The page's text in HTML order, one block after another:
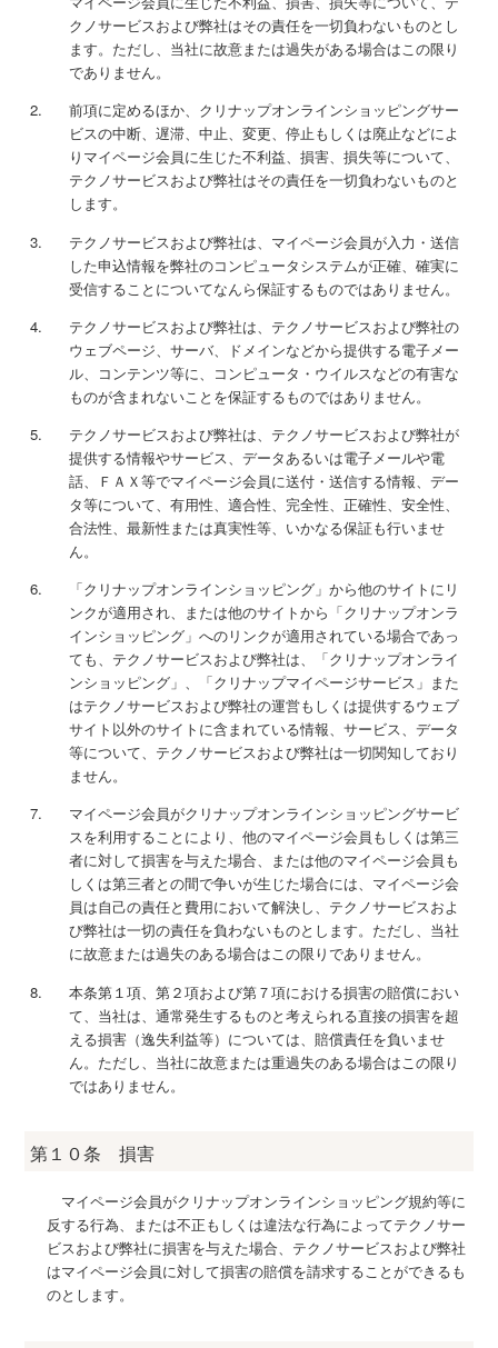
クノサービスおよび弊社はその責任を一切負わないものとし
ます。ただし、当社に故意または過失がある場合はこの限り
でありません。
前項に定めるほか、クリナップオンラインショッピングサー
ビスの中断、遅滞、中止、変更、停止もしくは廃止などによ
りマイページ会員に生じた不利益、損害、損失等について、
テクノサービスおよび弊社はその責任を一切負わないものと
します。
テクノサービスおよび弊社は、マイページ会員が入力・送信
した申込情報を弊社のコンピュータシステムが正確、確実に
受信することについてなんら保証するものではありません。
テクノサービスおよび弊社は、テクノサービスおよび弊社の
ウェブページ、サーバ、ドメインなどから提供する電子メー
ル、コンテンツ等に、コンピュータ・ウイルスなどの有害な
ものが含まれないことを保証するものではありません。
テクノサービスおよび弊社は、テクノサービスおよび弊社が
提供する情報やサービス、データあるいは電子メールや電
話、ＦＡＸ等でマイページ会員に送付・送信する情報、デー
タ等について、有用性、適合性、完全性、正確性、安全性、
合法性、最新性または真実性等、いかなる保証も行いませ
ん。
「クリナップオンラインショッピング」から他のサイトにリ
ンクが適用され、または他のサイトから「クリナップオンラ
インショッピング」へのリンクが適用されている場合であっ
ても、テクノサービスおよび弊社は、「クリナップオンライ
ンショッピング」、「クリナップマイページサービス」また
はテクノサービスおよび弊社の運営もしくは提供するウェブ
サイト以外のサイトに含まれている情報、サービス、データ
等について、テクノサービスおよび弊社は一切関知しており
ません。
マイページ会員がクリナップオンラインショッピングサービ
スを利用することにより、他のマイページ会員もしくは第三
者に対して損害を与えた場合、または他のマイページ会員も
しくは第三者との間で争いが生じた場合には、マイページ会
員は自己の責任と費用において解決し、テクノサービスおよ
び弊社は一切の責任を負わないものとします。ただし、当社
に故意または過失のある場合はこの限りでありません。
本条第１項、第２項および第７項における損害の賠償におい
て、当社は、通常発生するものと考えられる直接の損害を超
える損害（逸失利益等）については、賠償責任を負いませ
ん。ただし、当社に故意または重過失のある場合はこの限り
ではありません。
第１０条 損害
マイページ会員がクリナップオンラインショッピング規約等に
反する行為、または不正もしくは違法な行為によってテクノサー
ビスおよび弊社に損害を与えた場合、テクノサービスおよび弊社
はマイページ会員に対して損害の賠償を請求することができるも
のとします。